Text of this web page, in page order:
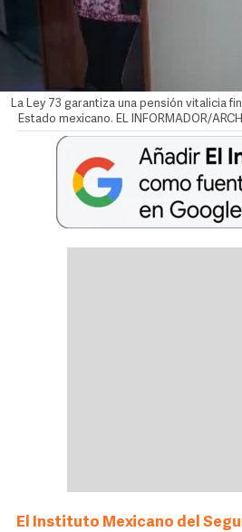
La Ley 73 garantiza una pensión vitalicia
Estado mexicano. EL INFORMADOR/
El Instituto Mexicano del